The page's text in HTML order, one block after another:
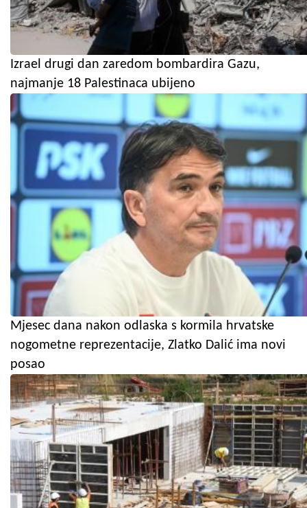
Izrael drugi dan zaredom bombardira Gazu,
najmanje 18 Palestinaca ubijeno
Mjesec dana nakon odlaska s kormila hrvatske
nogometne reprezentacije, Zlatko Dalić ima novi
posao